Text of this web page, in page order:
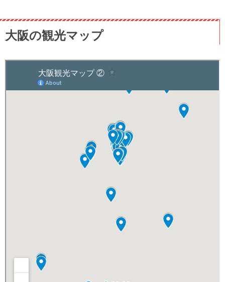
大阪の観光マップ